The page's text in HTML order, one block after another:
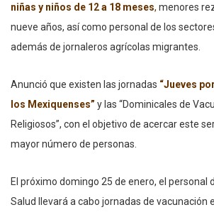
niñas y niños de 12 a 18 meses, menores
nueve años, así como personal de los
además de jornaleros agrícolas migrantes.
Anunció que existen las jornadas “Jueves
los Mexiquenses” y las “Dominicales de
Religiosos”, con el objetivo de acercar este
mayor número de personas.
El próximo domingo 25 de enero, el personal
Salud llevará a cabo jornadas de vacunación